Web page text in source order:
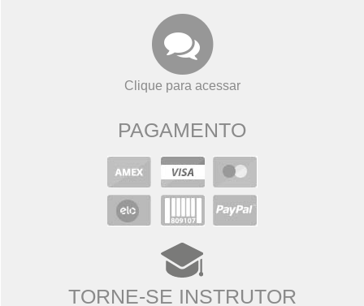
Clique para acessar
PAGAMENTO
TORNE-SE INSTRUTOR